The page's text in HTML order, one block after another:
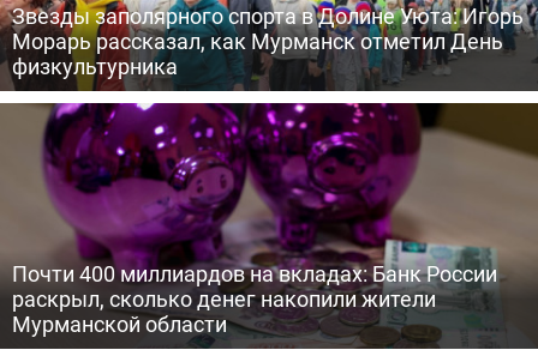
Звезды заполярного спорта в Долине Уюта: Игорь
Морарь рассказал, как Мурманск отметил День
физкультурника
Почти 400 миллиардов на вкладах: Банк России
раскрыл, сколько денег накопили жители
Мурманской области